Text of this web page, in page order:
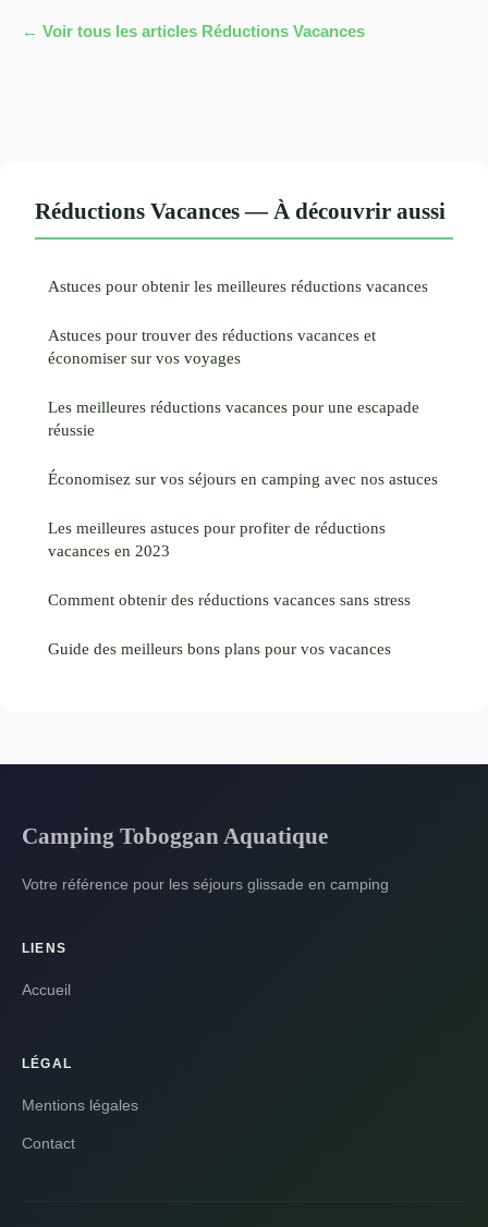
← Voir tous les articles Réductions Vacances
Réductions Vacances — À découvrir aussi
Astuces pour obtenir les meilleures réductions vacances
Astuces pour trouver des réductions vacances et
économiser sur vos voyages
Les meilleures réductions vacances pour une escapade
réussie
Économisez sur vos séjours en camping avec nos astuces
Les meilleures astuces pour profiter de réductions
vacances en 2023
Comment obtenir des réductions vacances sans stress
Guide des meilleurs bons plans pour vos vacances
Camping Toboggan Aquatique
Votre référence pour les séjours glissade en camping
LIENS
Accueil
LÉGAL
Mentions légales
Contact